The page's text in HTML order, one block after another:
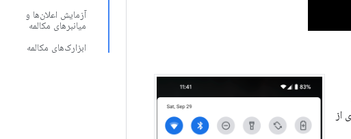
آزمایش اعلان‌ها و
میانبرهای مکالمه
ابزارک‌های مکالمه
از